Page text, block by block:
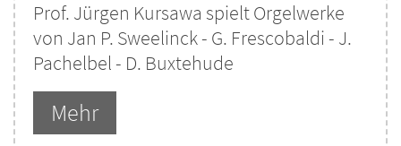
Prof. Jürgen Kursawa spielt Orgelwerke
von Jan P. Sweelinck - G. Frescobaldi - J.
Pachelbel - D. Buxtehude
Mehr